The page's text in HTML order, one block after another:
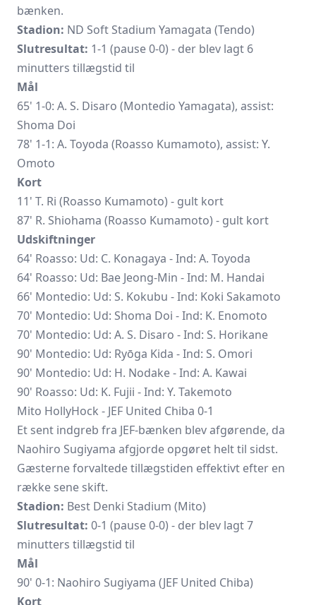
bænken.
Stadion: ND Soft Stadium Yamagata (Tendo)
Slutresultat: 1-1 (pause 0-0) - der blev lagt 6
minutters tillægstid til
Mål
65' 1-0: A. S. Disaro (Montedio Yamagata), assist:
Shoma Doi
78' 1-1: A. Toyoda (Roasso Kumamoto), assist: Y.
Omoto
Kort
11' T. Ri (Roasso Kumamoto) - gult kort
87' R. Shiohama (Roasso Kumamoto) - gult kort
Udskiftninger
64' Roasso: Ud: C. Konagaya - Ind: A. Toyoda
64' Roasso: Ud: Bae Jeong-Min - Ind: M. Handai
66' Montedio: Ud: S. Kokubu - Ind: Koki Sakamoto
70' Montedio: Ud: Shoma Doi - Ind: K. Enomoto
70' Montedio: Ud: A. S. Disaro - Ind: S. Horikane
90' Montedio: Ud: Ryōga Kida - Ind: S. Omori
90' Montedio: Ud: H. Nodake - Ind: A. Kawai
90' Roasso: Ud: K. Fujii - Ind: Y. Takemoto
Mito HollyHock - JEF United Chiba 0-1
Et sent indgreb fra JEF-bænken blev afgørende, da
Naohiro Sugiyama afgjorde opgøret helt til sidst.
Gæsterne forvaltede tillægstiden effektivt efter en
række sene skift.
Stadion: Best Denki Stadium (Mito)
Slutresultat: 0-1 (pause 0-0) - der blev lagt 7
minutters tillægstid til
Mål
90' 0-1: Naohiro Sugiyama (JEF United Chiba)
Kort